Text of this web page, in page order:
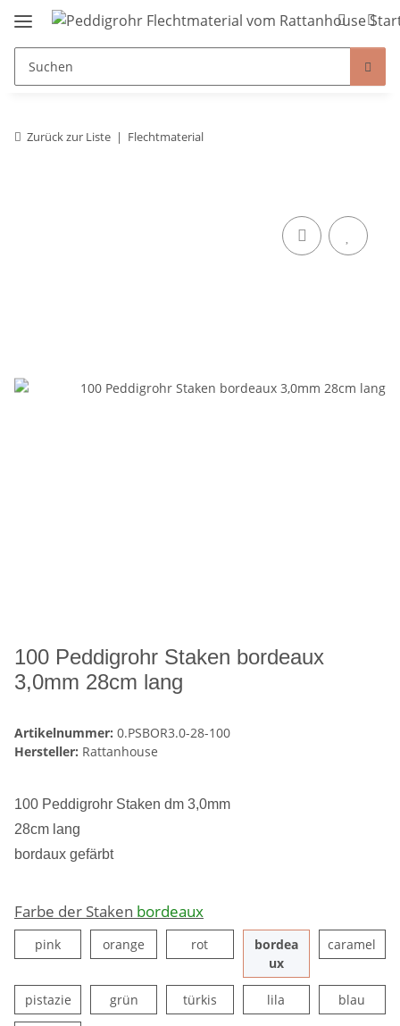
Zurück zur Liste Flechtmaterial
100 Peddigrohr Staken bordeaux
3,0mm 28cm lang
Artikelnummer: 0.PSBOR3.0-28-100
Hersteller: Rattanhouse
100 Peddigrohr Staken dm 3,0mm
28cm lang
bordaux gefärbt
Farbe der Staken bordeaux
pinkpink orange rotrot
bordea
uxbordeaux
caramel
pistaziepistaziegrüngrün türkistürkis lila blau